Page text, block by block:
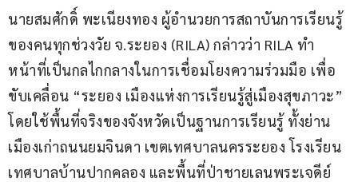
นายสมศักดิ์ พะเนียงทอง ผู้อำนวยการสถาบันการเรียนรู้
ของคนทุกช่วงวัย จ.ระยอง (RILA) กล่าวว่า RILA ทำ
หน้าที่เป็นกลไกกลางในการเชื่อมโยงความร่วมมือ เพื่อ
ขับเคลื่อน “ระยอง เมืองแห่งการเรียนรู้สู่เมืองสุขภาวะ”
โดยใช้พื้นที่จริงของจังหวัดเป็นฐานการเรียนรู้ ทั้งย่าน
เมืองเก่าถนนยมจินดา เขตเทศบาลนครระยอง โรงเรียน
เทศบาลบ้านปากคลอง และพื้นที่ป่าชายเลนพระเจดีย์